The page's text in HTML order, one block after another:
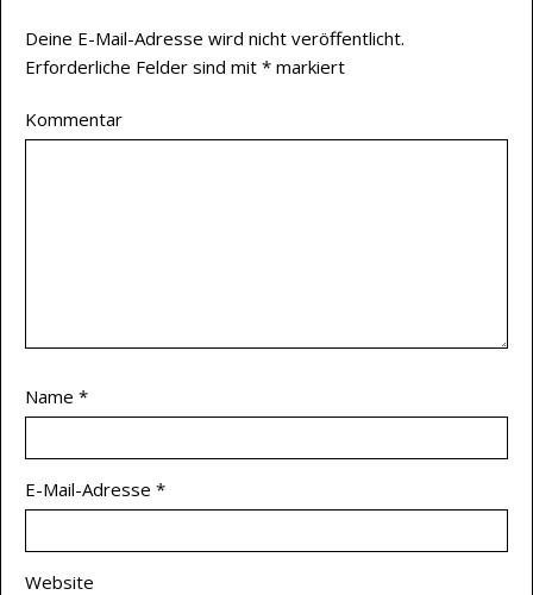
Deine E-Mail-Adresse wird nicht veröffentlicht.
Erforderliche Felder sind mit * markiert
Kommentar
Name *
E-Mail-Adresse *
Website